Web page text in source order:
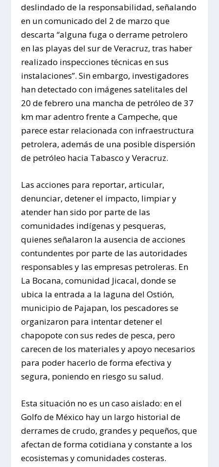
deslindado de la responsabilidad, señalando
en un comunicado del 2 de marzo que
descarta “alguna fuga o derrame petrolero
en las playas del sur de Veracruz, tras haber
realizado inspecciones técnicas en sus
instalaciones”. Sin embargo, investigadores
han detectado con imágenes satelitales del
20 de febrero una mancha de petróleo de 37
km mar adentro frente a Campeche, que
parece estar relacionada con infraestructura
petrolera, además de una posible dispersión
de petróleo hacia Tabasco y Veracruz.
Las acciones para reportar, articular,
denunciar, detener el impacto, limpiar y
atender han sido por parte de las
comunidades indígenas y pesqueras,
quienes señalaron la ausencia de acciones
contundentes por parte de las autoridades
responsables y las empresas petroleras. En
La Bocana, comunidad Jicacal, donde se
ubica la entrada a la laguna del Ostión,
municipio de Pajapan, los pescadores se
organizaron para intentar detener el
chapopote con sus redes de pesca, pero
carecen de los materiales y apoyo necesarios
para poder hacerlo de forma efectiva y
segura, poniendo en riesgo su salud.
Esta situación no es un caso aislado: en el
Golfo de México hay un largo historial de
derrames de crudo, grandes y pequeños, que
afectan de forma cotidiana y constante a los
ecosistemas y comunidades costeras.